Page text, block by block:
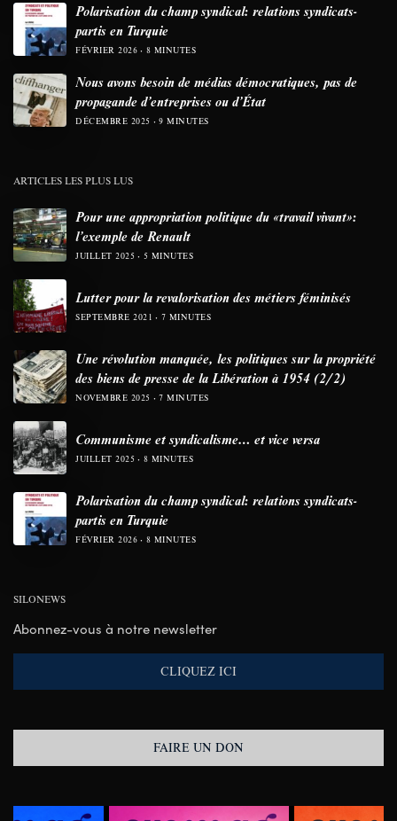
Polarisation du champ syndical: relations syndicats-
partis en Turquie
FÉVRIER 2026 8 MINUTES
Nous avons besoin de médias démocratiques, pas de
propagande d’entreprises ou d’État
DÉCEMBRE 2025 9 MINUTES
ARTICLES LES PLUS LUS
Pour une appropriation politique du «travail vivant»:
l’exemple de Renault
JUILLET 2025 5 MINUTES
Lutter pour la revalorisation des métiers féminisés
SEPTEMBRE 2021 7 MINUTES
Une révolution manquée, les politiques sur la propriété
des biens de presse de la Libération à 1954 (2/2)
NOVEMBRE 2025 7 MINUTES
Communisme et syndicalisme… et vice versa
JUILLET 2025 8 MINUTES
Polarisation du champ syndical: relations syndicats-
partis en Turquie
FÉVRIER 2026 8 MINUTES
SILONEWS
Abonnez-vous à notre newsletter
CLIQUEZ ICI
FAIRE UN DON